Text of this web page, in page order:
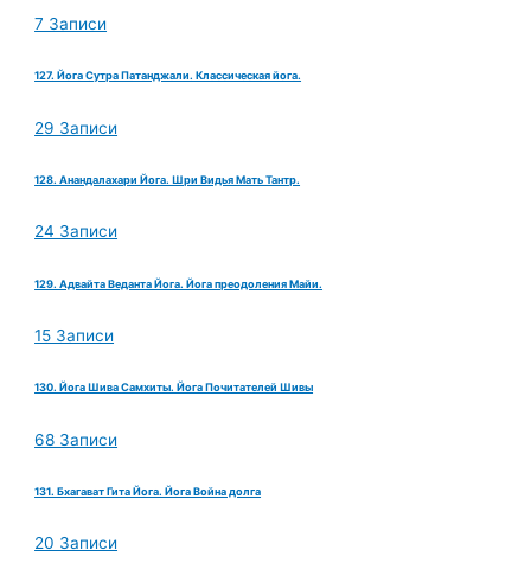
7 Записи
127. Йога Сутра Патанджали. Классическая йога.
29 Записи
128. Анандалахари Йога. Шри Видья Мать Тантр.
24 Записи
129. Адвайта Веданта Йога. Йога преодоления Майи.
15 Записи
130. Йога Шива Самхиты. Йога Почитателей Шивы
68 Записи
131. Бхагават Гита Йога. Йога Война долга
20 Записи